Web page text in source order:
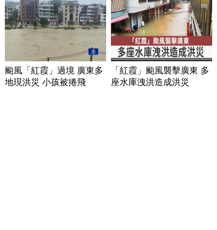
颱風「紅霞」過境 廣東多
地現洪災 小孩被捲飛
「紅霞」颱風襲擊廣東 多
座水庫洩洪造成洪災